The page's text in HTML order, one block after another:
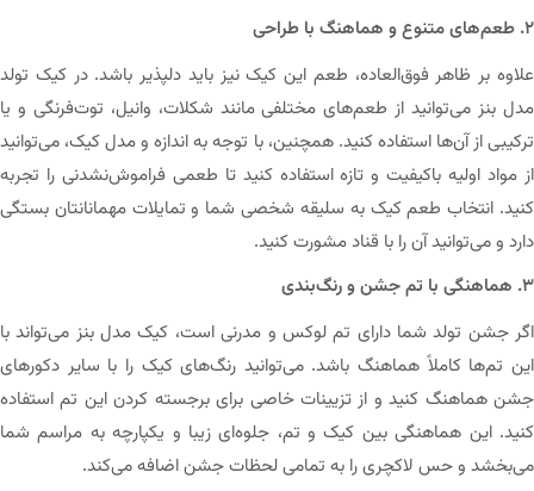
۲. طعم‌های متنوع و هماهنگ با طراحی
علاوه بر ظاهر فوق‌العاده، طعم این کیک نیز باید دلپذیر باشد. در کیک تولد
مدل بنز می‌توانید از طعم‌های مختلفی مانند شکلات، وانیل، توت‌فرنگی و یا
ترکیبی از آن‌ها استفاده کنید. همچنین، با توجه به اندازه و مدل کیک، می‌توانید
از مواد اولیه باکیفیت و تازه استفاده کنید تا طعمی فراموش‌نشدنی را تجربه
کنید. انتخاب طعم کیک به سلیقه شخصی شما و تمایلات مهمانانتان بستگی
دارد و می‌توانید آن را با قناد مشورت کنید.
۳. هماهنگی با تم جشن و رنگ‌بندی
اگر جشن تولد شما دارای تم لوکس و مدرنی است، کیک مدل بنز می‌تواند با
این تم‌ها کاملاً هماهنگ باشد. می‌توانید رنگ‌های کیک را با سایر دکورهای
جشن هماهنگ کنید و از تزیینات خاصی برای برجسته کردن این تم استفاده
کنید. این هماهنگی بین کیک و تم، جلوه‌ای زیبا و یکپارچه به مراسم شما
می‌بخشد و حس لاکچری را به تمامی لحظات جشن اضافه می‌کند.